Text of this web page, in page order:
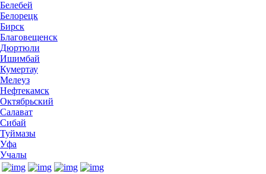
Белебей
Белорецк
Бирск
Благовещенск
Дюртюли
Ишимбай
Кумертау
Мелеуз
Нефтекамск
Октябрьский
Салават
Сибай
Туймазы
Уфа
Учалы